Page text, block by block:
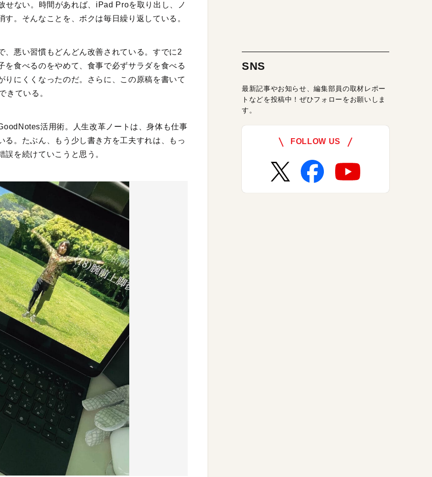
せない。時間があれば、iPad Proを取り出し、ノ
。そんなことを、ボクは毎日繰り返している。
、悪い習慣もどんどん改善されている。すでに2
食べるのをやめて、食事で必ずサラダを食べる
りにくくなったのだ。さらに、この原稿を書いて
きている。
活用術。人生改革ノートは、身体も仕事
る。たぶん、もう少し書き方を工夫すれは、もっ
を続けていこうと思う。
SNS
最新記事やお知らせ、編集部員の取材レポー
トなどを投稿中！ぜひフォローをお願いしま
す。
FOLLOW US